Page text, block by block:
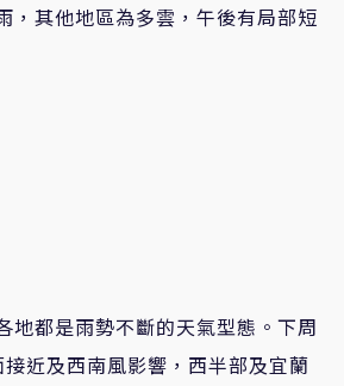
，其他地區為多雲，午後有局部短
地都是雨勢不斷的天氣型態。下周
近及西南風影響，西半部及宜蘭